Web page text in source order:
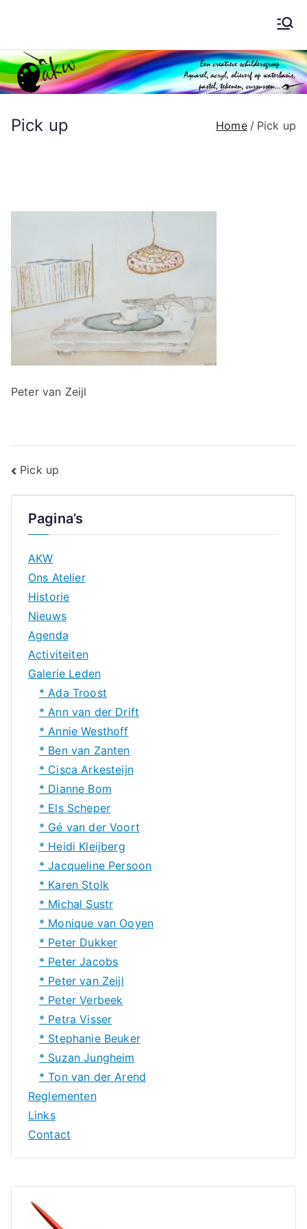
de
inhoud
Schilderen AKW
Pick up Home Pick up
Peter van Zeijl
Bericht
navigatie
Pick up
Pagina’s
AKW
Ons Atelier
Historie
Nieuws
Agenda
Activiteiten
Galerie Leden
* Ada Troost
* Ann van der Drift
* Annie Westhoff
* Ben van Zanten
* Cisca Arkesteijn
* Dianne Bom
* Els Scheper
* Gé van der Voort
* Heidi Kleijberg
* Jacqueline Persoon
* Karen Stolk
* Michal Sustr
* Monique van Ooyen
* Peter Dukker
* Peter Jacobs
* Peter van Zeijl
* Peter Verbeek
* Petra Visser
* Stephanie Beuker
* Suzan Jungheim
* Ton van der Arend
Reglementen
Links
Contact